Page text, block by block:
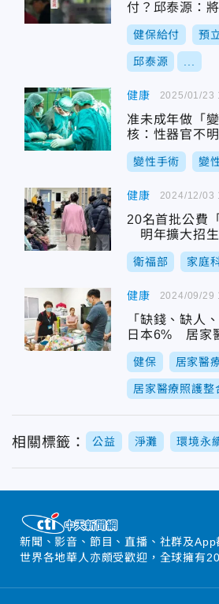
付？邱泰源：
健保給付 預
邱泰源
健康
准未成年做「
核：性器官不
變性手術 變
2025/01/23
健康
20名首批公費
明年擴大招生
衛福部 家庭
2024/12/03
健康
「缺錢、缺人
日本6% 居家
健保 居家醫
居家醫療照護整
2024/09/29
相關標籤： 公益 淨灘 環境永
新聞、影音、節目、直播、社群及
世界各地華人亦頗受歡迎，全球擁有